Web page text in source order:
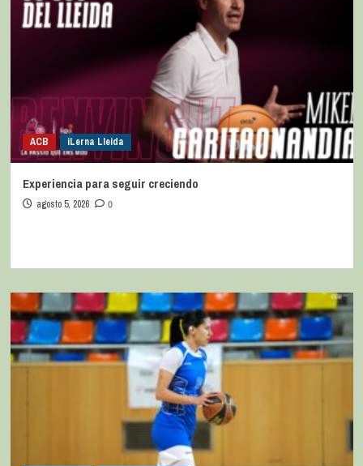
ACB iLerna Lleida
Experiencia para seguir creciendo
agosto 5, 2026 0